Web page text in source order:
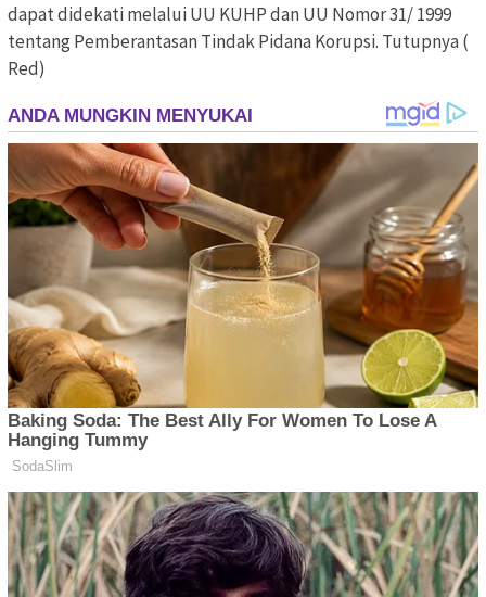
dapat didekati melalui UU KUHP dan UU Nomor 31/ 1999
tentang Pemberantasan Tindak Pidana Korupsi. Tutupnya (
Red)